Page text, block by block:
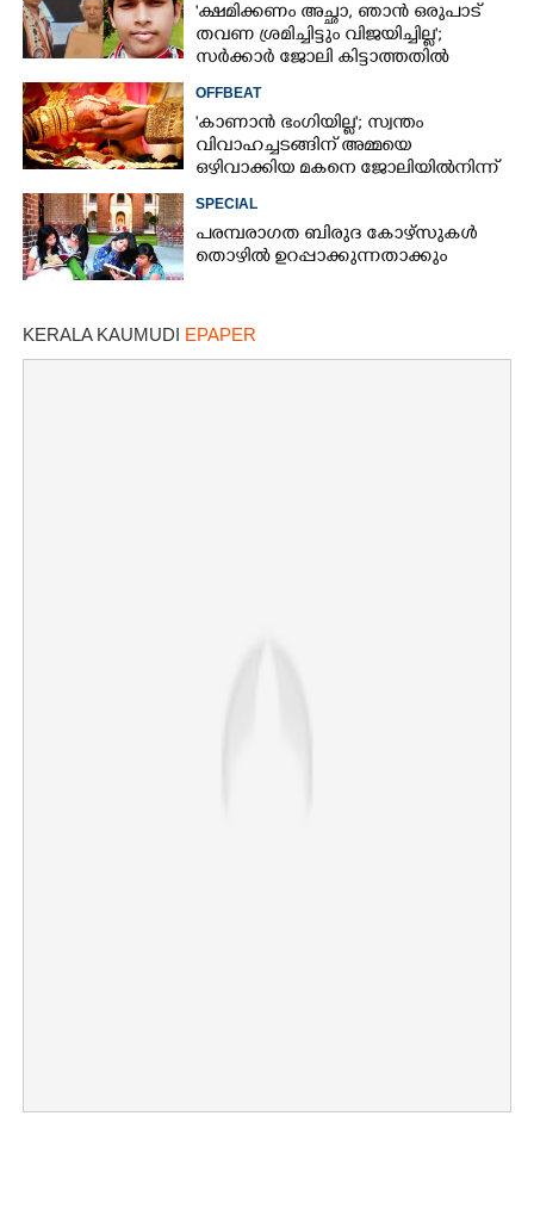
'ക്ഷമിക്കണം അച്ഛാ, ‌ഞാൻ ഒരുപാട്
തവണ ശ്രമിച്ചിട്ടും വിജയിച്ചില്ല';
സർക്കാർ ജോലി കിട്ടാത്തതിൽ
OFFBEAT
'കാണാൻ ഭംഗിയില്ല'; സ്വന്തം
വിവാഹച്ചടങ്ങിന് അമ്മയെ
ഒഴിവാക്കിയ മകനെ ജോലിയിൽനിന്ന്
SPECIAL
പരമ്പരാഗത ബിരുദ കോഴ്സുകൾ
തൊഴിൽ ഉറപ്പാക്കുന്നതാക്കും
KERALA KAUMUDI EPAPER